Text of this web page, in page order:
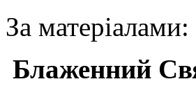
За матеріалами:
Блаженний